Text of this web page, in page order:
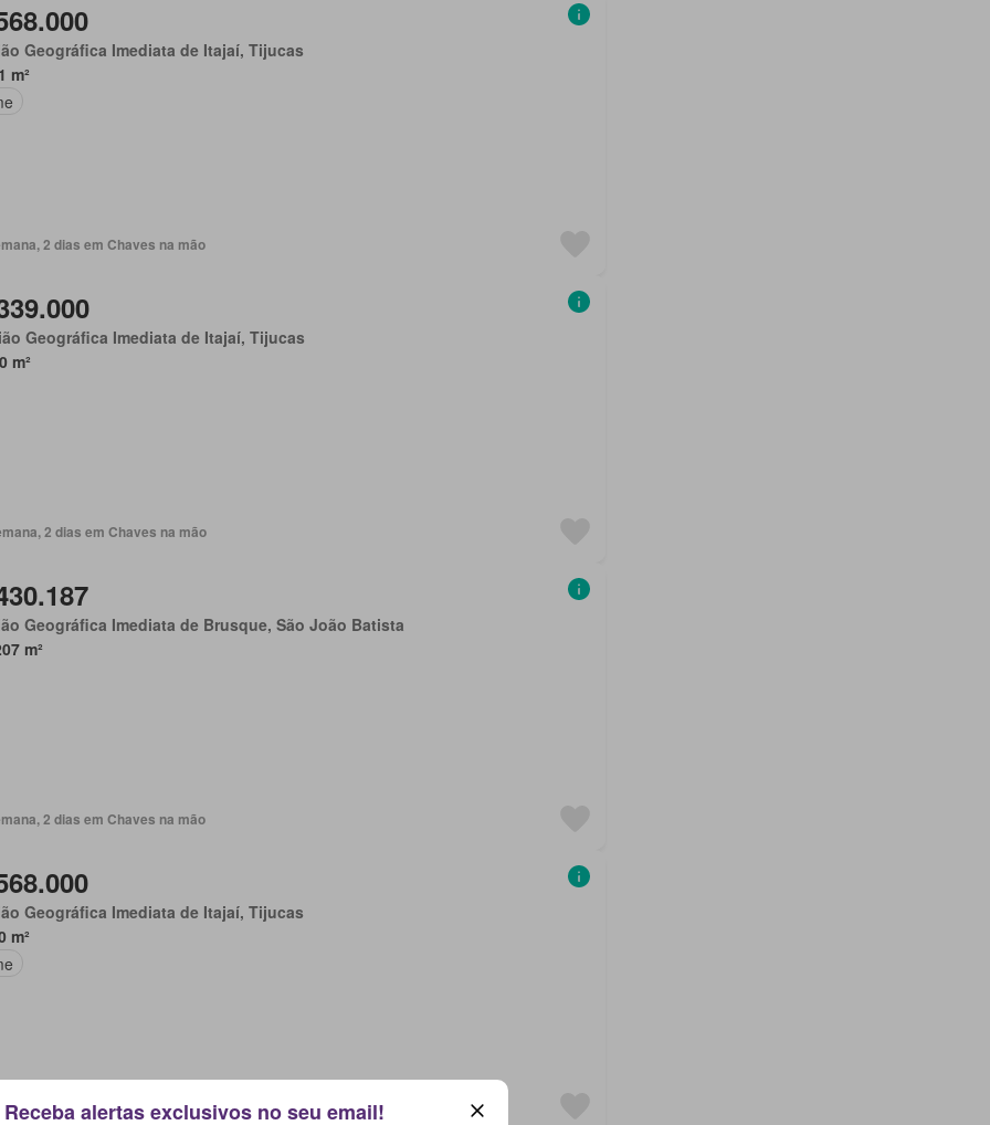
Geográfica Imediata de Itajaí, Tijucas
m²
2 dias em Chaves na mão
Geográfica Imediata de Itajaí, Tijucas
m²
2 dias em Chaves na mão
Geográfica Imediata de Brusque, São João Batista
m²
2 dias em Chaves na mão
Geográfica Imediata de Itajaí, Tijucas
m²
2 dias em Chaves na mão